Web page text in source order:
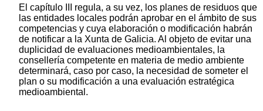
El capítulo III regula, a su vez, los planes de residuos que
las entidades locales podrán aprobar en el ámbito de sus
competencias y cuya elaboración o modificación habrán
de notificar a la Xunta de Galicia. Al objeto de evitar una
duplicidad de evaluaciones medioambientales, la
consellería competente en materia de medio ambiente
determinará, caso por caso, la necesidad de someter el
plan o su modificación a una evaluación estratégica
medioambiental.